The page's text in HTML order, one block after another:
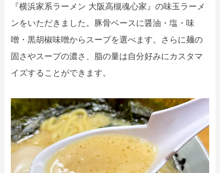
『横浜家系ラーメン 大阪高槻魂心家』の味玉ラーメ
ンをいただきました。豚骨ベースに醤油・塩・味
噌・黒胡椒味噌からスープを選べます。さらに麺の
固さやスープの濃さ、脂の量は自分好みにカスタマ
イズすることができます。